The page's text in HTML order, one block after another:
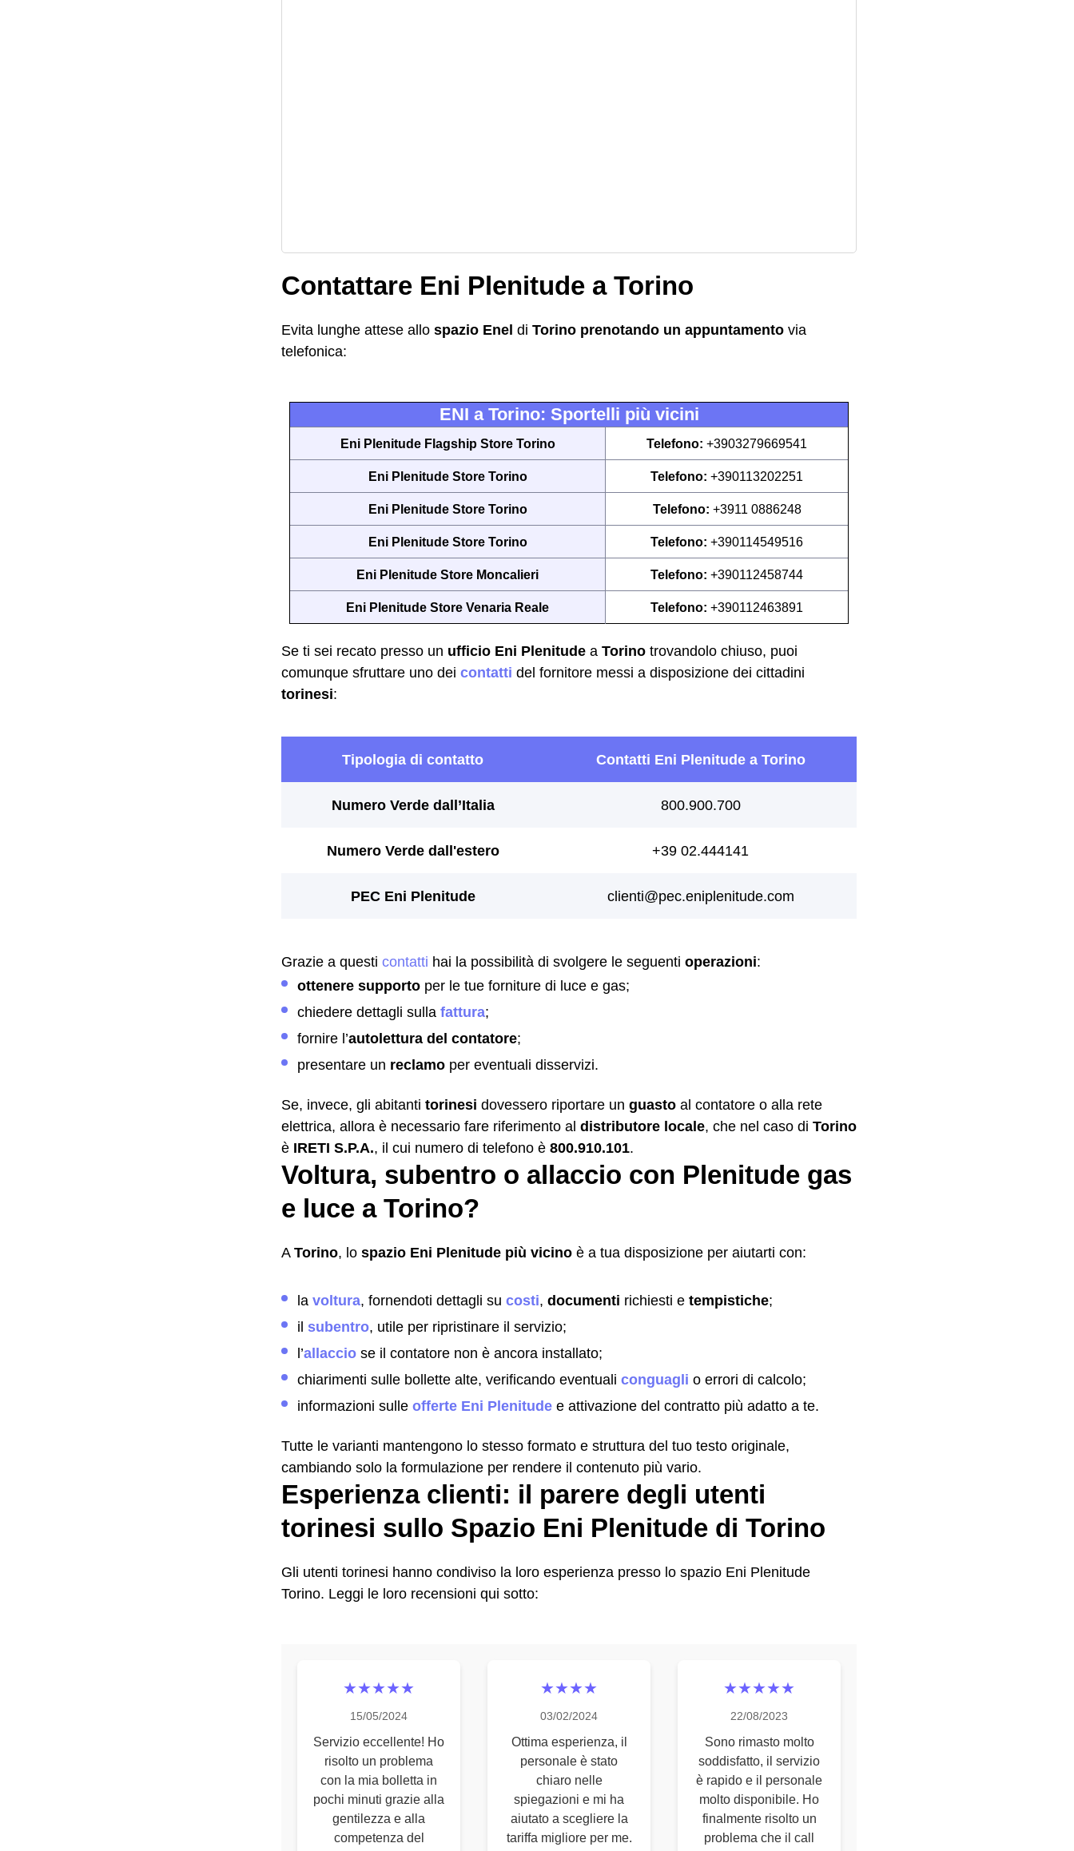
Contattare Eni Plenitude a Torino
Evita lunghe attese allo spazio Enel di Torino prenotando un appuntamento via
telefonica:
ENI a Torino: Sportelli più vicini
Eni Plenitude Flagship Store Torino Telefono: +3903279669541
Eni Plenitude Store Torino Telefono: +390113202251
Eni Plenitude Store Torino Telefono: +3911 0886248
Eni Plenitude Store Torino Telefono: +390114549516
Eni Plenitude Store Moncalieri Telefono: +390112458744
Eni Plenitude Store Venaria Reale Telefono: +390112463891
Se ti sei recato presso un ufficio Eni Plenitude a Torino trovandolo chiuso, puoi
comunque sfruttare uno dei contatti del fornitore messi a disposizione dei cittadini
torinesi:
Grazie a questi contatti hai la possibilità di svolgere le seguenti operazioni:
ottenere supporto per le tue forniture di luce e gas;
chiedere dettagli sulla fattura;
fornire l’autolettura del contatore;
presentare un reclamo per eventuali disservizi.
Se, invece, gli abitanti torinesi dovessero riportare un guasto al contatore o alla rete
elettrica, allora è necessario fare riferimento al distributore locale, che nel caso di Torino
è IRETI S.P.A., il cui numero di telefono è 800.910.101.
Voltura, subentro o allaccio con Plenitude gas
e luce a Torino?
ATorino, lo spazio Eni Plenitude più vicino è a tua disposizione per aiutarti con:
la voltura, fornendoti dettagli su costi, documenti richiesti e tempistiche;
il subentro, utile per ripristinare il servizio;
l’allaccio se il contatore non è ancora installato;
chiarimenti sulle bollette alte, verificando eventuali conguagli o errori di calcolo;
informazioni sulle offerte Eni Plenitude e attivazione del contratto più adatto a te.
Tutte le varianti mantengono lo stesso formato e struttura del tuo testo originale,
cambiando solo la formulazione per rendere il contenuto più vario.
Esperienza clienti: il parere degli utenti
torinesi sullo Spazio Eni Plenitude di Torino
Gli utenti torinesi hanno condiviso la loro esperienza presso lo spazio Eni Plenitude
Torino. Leggi le loro recensioni qui sotto:
★★★★★
15/05/2024
Servizio eccellente! Ho
risolto un problema
con la mia bolletta in
pochi minuti grazie alla
gentilezza e alla
competenza del
★★★★
03/02/2024
Ottima esperienza, il
personale è stato
chiaro nelle
spiegazioni e mi ha
aiutato a scegliere la
tariffa migliore per me.
★★★★★
22/08/2023
Sono rimasto molto
soddisfatto, il servizio
è rapido e il personale
molto disponibile. Ho
finalmente risolto un
problema che il call